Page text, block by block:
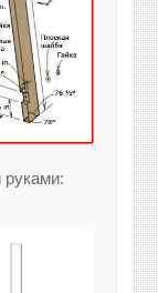
руками: